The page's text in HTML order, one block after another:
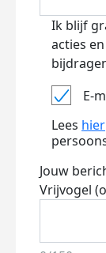
Ik blijf
acties
E-
Lees hier
Jouw
Vrijvogel